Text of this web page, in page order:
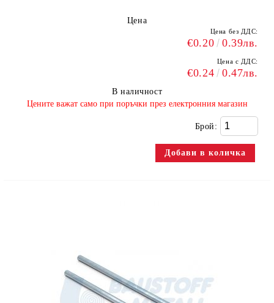
Цена
Цена без ДДС:
€0.20 0.39лв.
Цена с ДДС:
€0.24 0.47лв.
В наличност
​Цените важат само при поръчки през електронния магазин
Брой: